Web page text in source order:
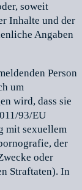
soweit
Inhalte und der
Angaben
Person
um
wird, dass sie
93/EU
mit sexuellem
der
oder
Straftaten). In